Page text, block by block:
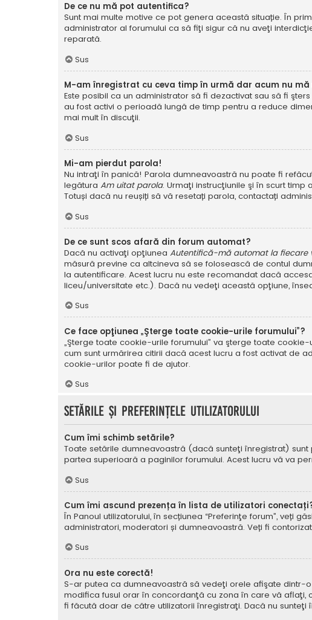
De ce nu mă pot autentifica?
Sunt mai multe motive ce pot genera această situație. În
administrator al forumului ca să fiţi sigur că nu aveţi
reparată.
Sus
M-am înregistrat cu ceva timp în urmă dar acum nu
Este posibil ca un administrator să fi dezactivat sau să fi
au fost activi o perioadă lungă de timp pentru a reduce
mai mult în discuţii.
Sus
Mi-am pierdut parola!
Nu intraţi în panică! Parola dumneavoastră nu poate fi
legătura Am uitat parola. Urmaţi instrucţiunile şi în scurt timp
Totuși dacă nu reușiți să vă resetați parola, contactați
Sus
De ce sunt scos afară din forum automat?
Dacă nu activaţi opţiunea Autentifică-mă automat la fiecare
măsură previne ca altcineva să se folosească de contul
la autentificare. Acest lucru nu este recomandat dacă
liceu/universitate etc.). Dacă nu vedeţi această opţiune,
Sus
Ce face opţiunea „Şterge toate cookie-urile forumului”?
„Şterge toate cookie-urile forumului” va şterge toate
cum sunt urmărirea citirii dacă acest lucru a fost activat de
cookie-urilor poate fi de ajutor.
Sus
Setările şi preferinţele utilizatorului
Cum îmi schimb setările?
Toate setările dumneavoastră (dacă sunteţi înregistrat)
partea superioară a paginilor forumului. Acest lucru vă va
Sus
Cum îmi ascund prezența în lista de utilizatori
În Panoul utilizatorului, în secțiunea “Preferinţe forum”, veți
administratori, moderatori și dumneavoastră. Veți fi
Sus
Ora nu este corectă!
S-ar putea ca dumneavoastră să vedeţi orele afişate dintr-
modifica fusul orar în concordanţă cu zona în care vă aflaţi,
fi făcută doar de către utilizatorii înregistraţi. Dacă nu